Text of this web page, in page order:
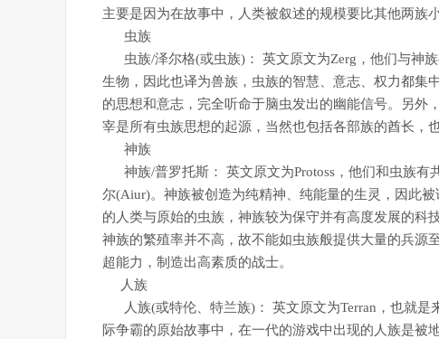
主要是因为在故事中，人类被叙述的规模要比其他两族小
虫族
虫族/泽尔格(或虫族)： 英文原文为Zerg，他们与神
生物，因此也译为兽族，虫族的智慧、意志、权力都集
的思想和意志，完全听命于脑虫发出的幽能信号。另外
宰是所有虫族思想的起源，当然也包括各部族的酋长，
神族
神族/普罗托斯： 英文原文为Protoss，他们和虫族有
尔(Aiur)。神族被创造为纯精神、纯能量的生灵，因此
的人类与原始的虫族，神族较为保守并有高度发展的科
神族的繁殖率并不高，故不能如虫族般提供大量的兵源
超能力，制造出高素质的战士。
人族
人族(或特伦、特兰族)： 英文原文为Terran，也就是
际争霸的原始故事中，在一代的游戏中出现的人族是